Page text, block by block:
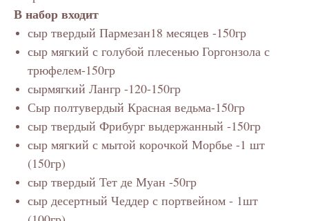
В набор входит
сыр твердый Пармезан18 месяцев -150гр
сыр мягкий с голубой плесенью Горгонзола с
трюфелем-150гр
сырмягкий Лангр -120-150гр
Сыр полтувердый Красная ведьма-150гр
сыр твердый Фрибург выдержанный -150гр
сыр мягкий с мытой корочкой Морбье -1 шт
(150гр)
сыр твердый Тет де Муан -50гр
сыр десертный Чеддер с портвейном - 1шт